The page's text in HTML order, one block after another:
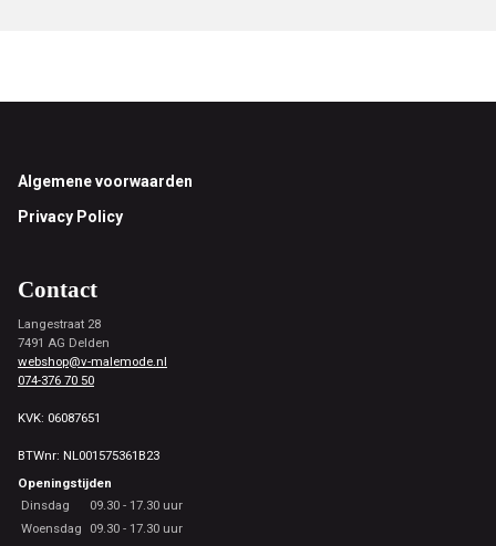
Footer
Algemene voorwaarden
Privacy Policy
Contact
Langestraat 28
7491 AG Delden
webshop@v-malemode.nl
074-376 70 50
KVK: 06087651
BTWnr: NL001575361B23
Openingstijden
Dinsdag
09.30 - 17.30 uur
Woensdag
09.30 - 17.30 uur